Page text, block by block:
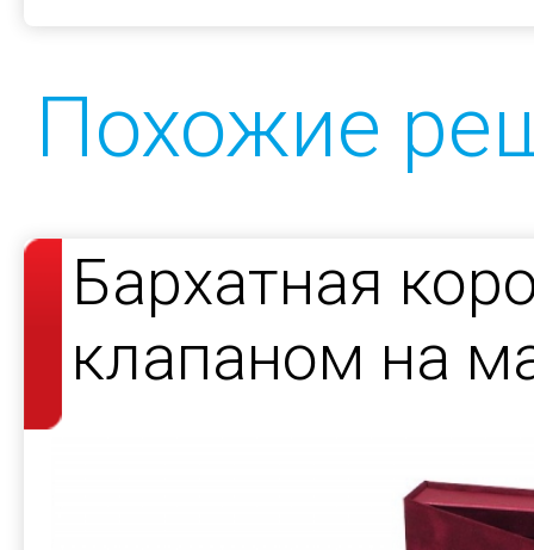
Похожие
Бархатная
клапаном на